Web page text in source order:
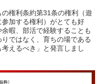
の権利条約第31条の権利（遊
加する権利）がとても好
暇、部活で経験することも
ではなく、育ちの場である
えるべき」
と発言しまし